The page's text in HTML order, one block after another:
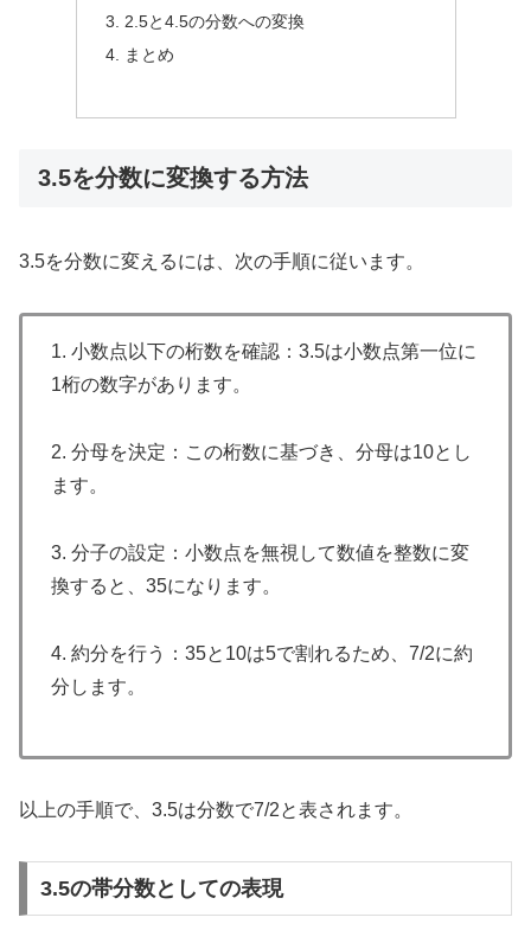
2.5と4.5の分数への変換
まとめ
3.5を分数に変換する方法
3.5を分数に変えるには、次の手順に従います。
1. 小数点以下の桁数を確認：3.5は小数点第一位に
1桁の数字があります。
2. 分母を決定：この桁数に基づき、分母は10とし
ます。
3. 分子の設定：小数点を無視して数値を整数に変
換すると、35になります。
4. 約分を行う：35と10は5で割れるため、7/2に約
分します。
以上の手順で、3.5は分数で7/2と表されます。
3.5の帯分数としての表現